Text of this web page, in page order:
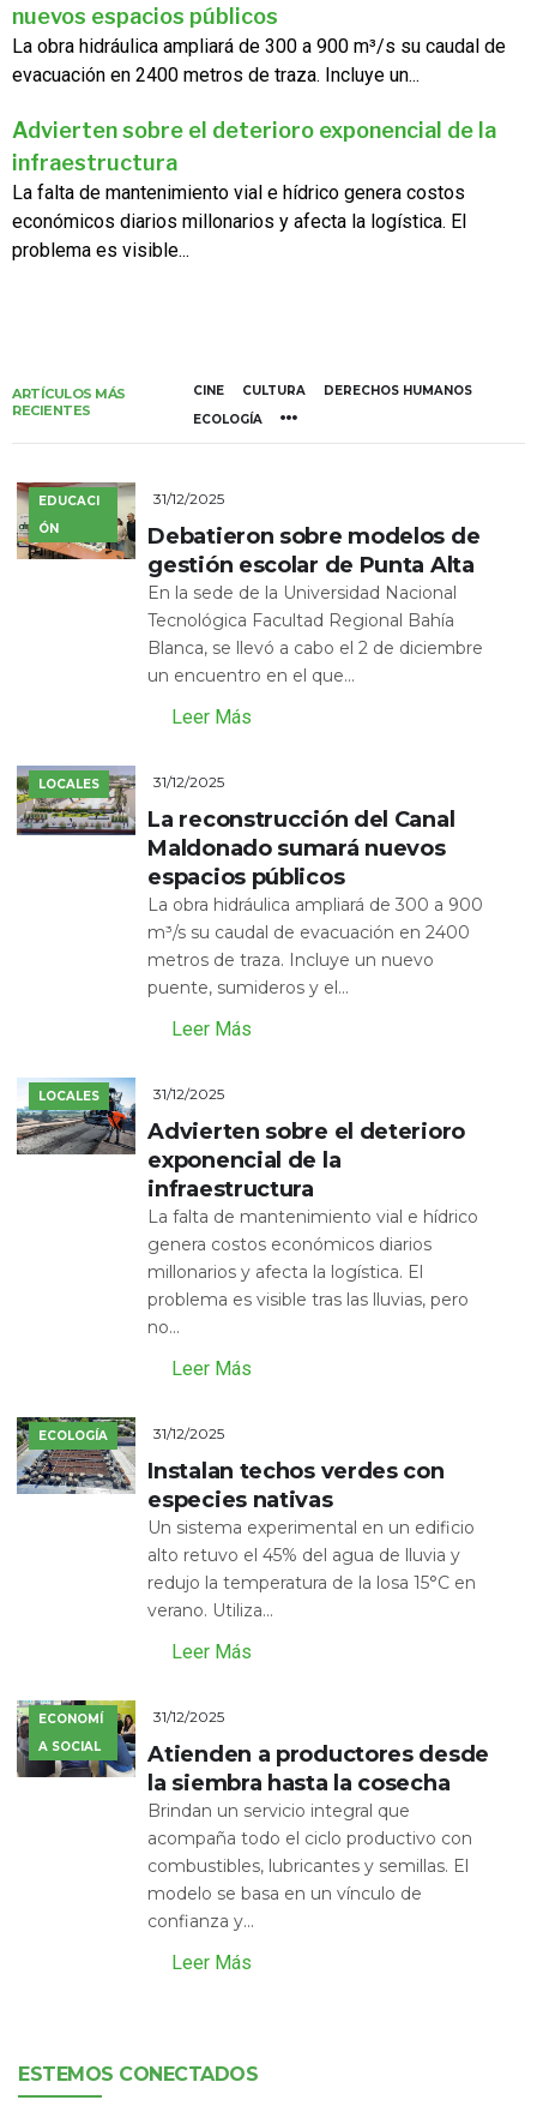
nuevos espacios públicos
La obra hidráulica ampliará de 300 a 900 m³/s su caudal de
evacuación en 2400 metros de traza. Incluye un...
Advierten sobre el deterioro exponencial de la
infraestructura
La falta de mantenimiento vial e hídrico genera costos
económicos diarios millonarios y afecta la logística. El
problema es visible...
ARTÍCULOS MÁS
RECIENTES
CINE CULTURA
DERECHOS HUMANOS
ECOLOGÍA
EDUCACI
ÓN
31/12/2025
Debatieron sobre modelos de
gestión escolar de Punta Alta
En la sede de la Universidad Nacional
Tecnológica Facultad Regional Bahía
Blanca, se llevó a cabo el 2 de diciembre
un encuentro en el que...
Leer Más
LOCALES 31/12/2025
La reconstrucción del Canal
Maldonado sumará nuevos
espacios públicos
La obra hidráulica ampliará de 300 a 900
m³/s su caudal de evacuación en 2400
metros de traza. Incluye un nuevo
puente, sumideros y el...
Leer Más
LOCALES 31/12/2025
Advierten sobre el deterioro
exponencial de la
infraestructura
La falta de mantenimiento vial e hídrico
genera costos económicos diarios
millonarios y afecta la logística. El
problema es visible tras las lluvias, pero
no...
Leer Más
ECOLOGÍA 31/12/2025
Instalan techos verdes con
especies nativas
Un sistema experimental en un edificio
alto retuvo el 45% del agua de lluvia y
redujo la temperatura de la losa 15°C en
verano. Utiliza...
Leer Más
ECONOMÍ
A SOCIAL
31/12/2025
Atienden a productores desde
la siembra hasta la cosecha
Brindan un servicio integral que
acompaña todo el ciclo productivo con
combustibles, lubricantes y semillas. El
modelo se basa en un vínculo de
confianza y...
Leer Más
ESTEMOS CONECTADOS